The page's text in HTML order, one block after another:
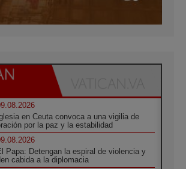
en Ceuta convoca a una vigilia de
por la paz y la estabilidad
Papa: Detengan la espiral de violencia y
cabida a la diplomacia